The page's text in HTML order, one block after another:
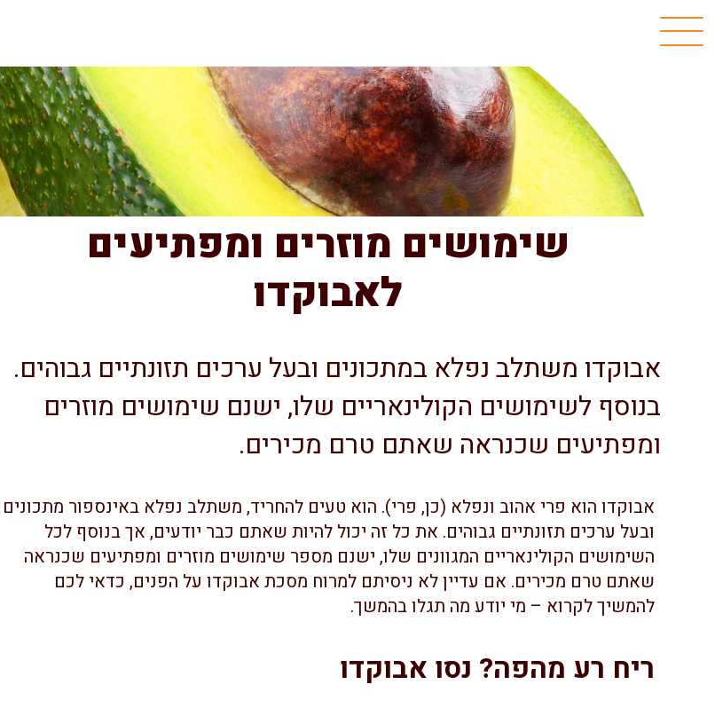
שימושים מוזרים ומפתיעים
לאבוקדו
אבוקדו משתלב נפלא במתכונים ובעל ערכים תזונתיים גבוהים.
בנוסף לשימושים הקולינאריים שלו, ישנם שימושים מוזרים
ומפתיעים שכנראה שאתם טרם מכירים.
אבוקדו הוא פרי אהוב ונפלא (כן, פרי). הוא טעים להחריד, משתלב נפלא באינספור מתכונים
ובעל ערכים תזונתיים גבוהים. את כל זה יכול להיות שאתם כבר יודעים, אך בנוסף לכל
השימושים הקולינאריים המגוונים שלו, ישנם מספר שימושים מוזרים ומפתיעים שכנראה
שאתם טרם מכירים. אם עדיין לא ניסיתם למרוח מסכת אבוקדו על הפנים, כדאי לכם
להמשיך לקרוא – מי יודע מה תגלו בהמשך.
ריח רע מהפה? נסו אבוקדו